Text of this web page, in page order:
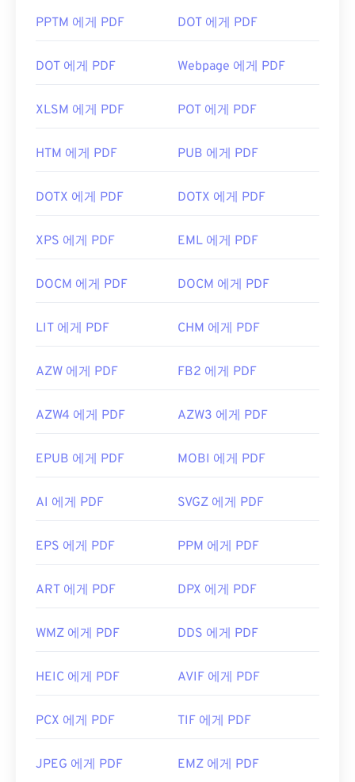
PPTM 에게 PDF DOT 에게 PDF
DOT 에게 PDF Webpage 에게 PDF
XLSM 에게 PDF POT 에게 PDF
HTM 에게 PDF PUB 에게 PDF
DOTX 에게 PDF DOTX 에게 PDF
XPS 에게 PDF EML 에게 PDF
DOCM 에게 PDF DOCM 에게 PDF
LIT 에게 PDF CHM 에게 PDF
AZW 에게 PDF FB2 에게 PDF
AZW4 에게 PDF AZW3 에게 PDF
EPUB 에게 PDF MOBI 에게 PDF
AI 에게 PDF SVGZ 에게 PDF
EPS 에게 PDF PPM 에게 PDF
ART 에게 PDF DPX 에게 PDF
WMZ 에게 PDF DDS 에게 PDF
HEIC 에게 PDF AVIF 에게 PDF
PCX 에게 PDF TIF 에게 PDF
JPEG 에게 PDF EMZ 에게 PDF